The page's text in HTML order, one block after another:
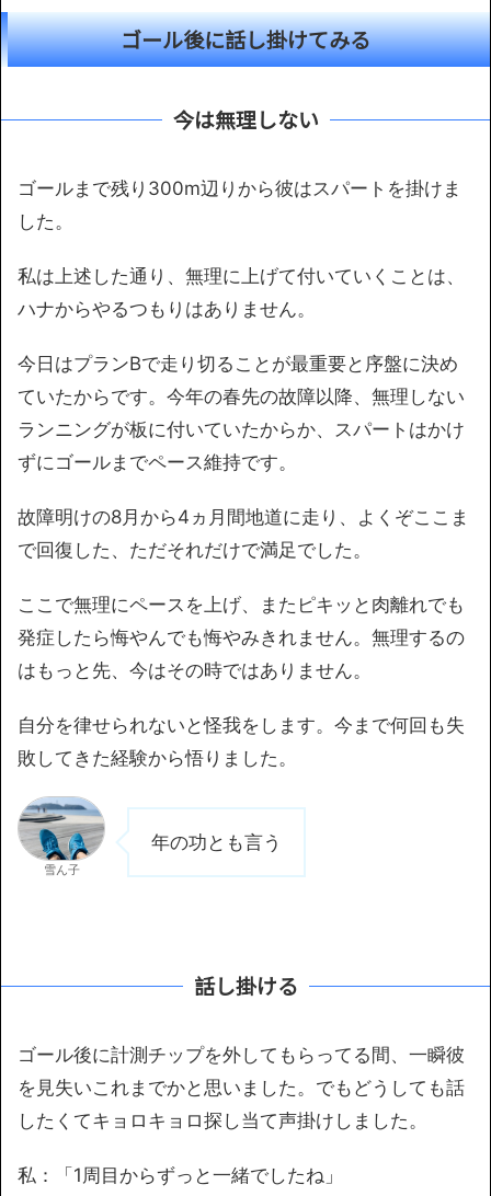
ゴール後に話し掛けてみる
今は無理しない
ゴールまで残り300m辺りから彼はスパートを掛けま
した。
私は上述した通り、無理に上げて付いていくことは、
ハナからやるつもりはありません。
今日はプランBで走り切ることが最重要と序盤に決め
ていたからです。今年の春先の故障以降、無理しない
ランニングが板に付いていたからか、スパートはかけ
ずにゴールまでペース維持です。
故障明けの8月から4ヵ月間地道に走り、よくぞここま
で回復した、ただそれだけで満足でした。
ここで無理にペースを上げ、またピキッと肉離れでも
発症したら悔やんでも悔やみきれません。無理するの
はもっと先、今はその時ではありません。
自分を律せられないと怪我をします。今まで何回も失
敗してきた経験から悟りました。
雪ん子
年の功とも言う
話し掛ける
ゴール後に計測チップを外してもらってる間、一瞬彼
を見失いこれまでかと思いました。でもどうしても話
したくてキョロキョロ探し当て声掛けしました。
私：「1周目からずっと一緒でしたね」